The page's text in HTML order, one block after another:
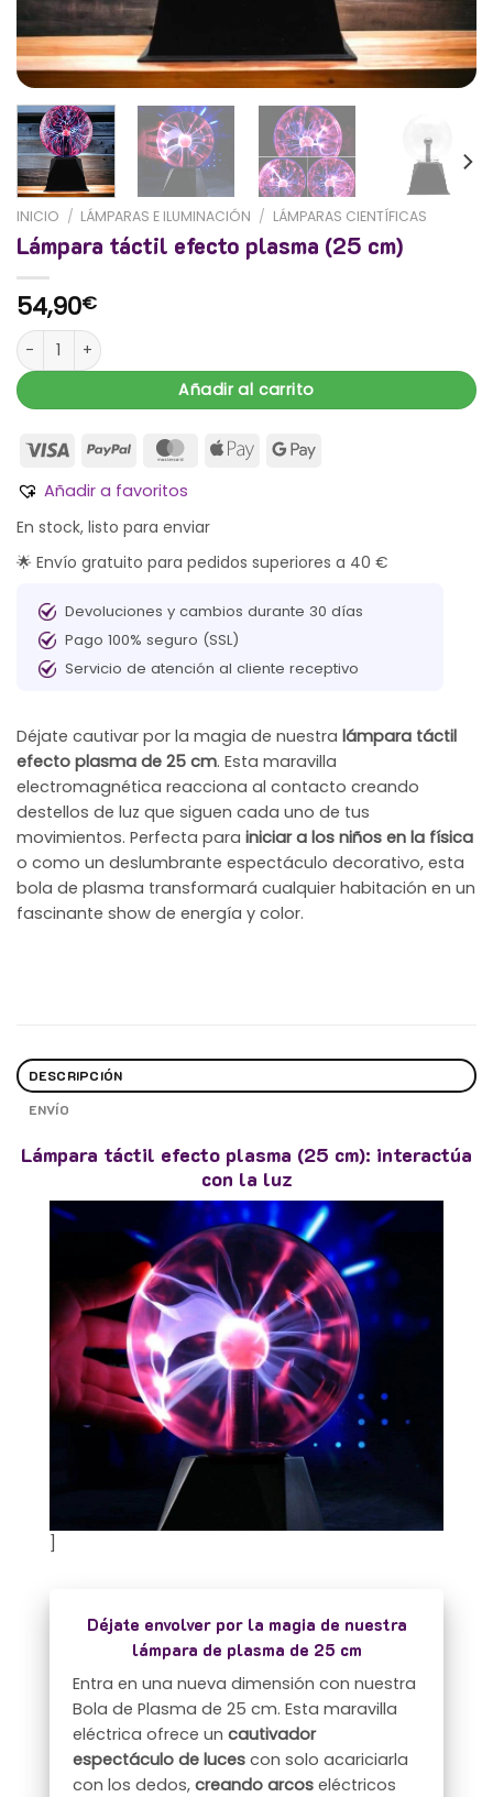
INICIO / LÁMPARAS E ILUMINACIÓN / LÁMPARAS CIENTÍFICAS
Lámpara táctil efecto plasma (25 cm)
54,90€
Lámpara táctil efecto plasma (25 cm) cantidad
Añadir al carrito
Añadir a favoritos
En stock, listo para enviar
🌟 Envío gratuito para pedidos superiores a 40 €
Devoluciones y cambios durante 30 días
Pago 100% seguro (SSL)
Servicio de atención al cliente receptivo
Déjate cautivar por la magia de nuestra lámpara táctil
efecto plasma de 25 cm. Esta maravilla
electromagnética reacciona al contacto creando
destellos de luz que siguen cada uno de tus
movimientos. Perfecta para iniciar a los niños en la física
o como un deslumbrante espectáculo decorativo, esta
bola de plasma transformará cualquier habitación en un
fascinante show de energía y color.
DESCRIPCIÓN
ENVÍO
Lámpara táctil efecto plasma (25 cm): interactúa
con la luz
Déjate envolver por la magia de nuestra
lámpara de plasma de 25 cm
Entra en una nueva dimensión con nuestra
Bola de Plasma de 25 cm. Esta maravilla
eléctrica ofrece uncautivador
espectáculo de luces con solo acariciarla
con los dedos,creando arcos eléctricos